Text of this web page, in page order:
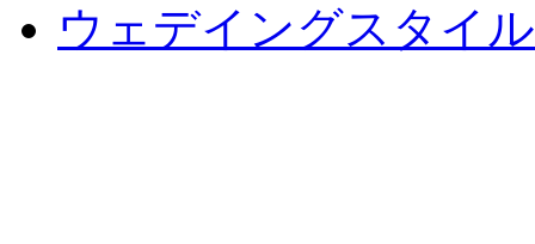
ウェデイングスタイル